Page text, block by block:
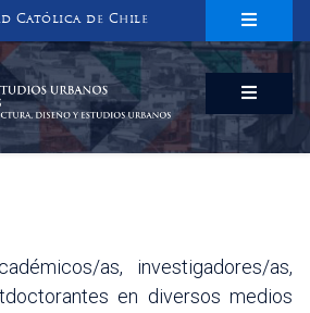
Católica de Chile
URBANOS
DISEÑO Y ESTUDIOS URBANOS
as, investigadores/as,
en diversos medios